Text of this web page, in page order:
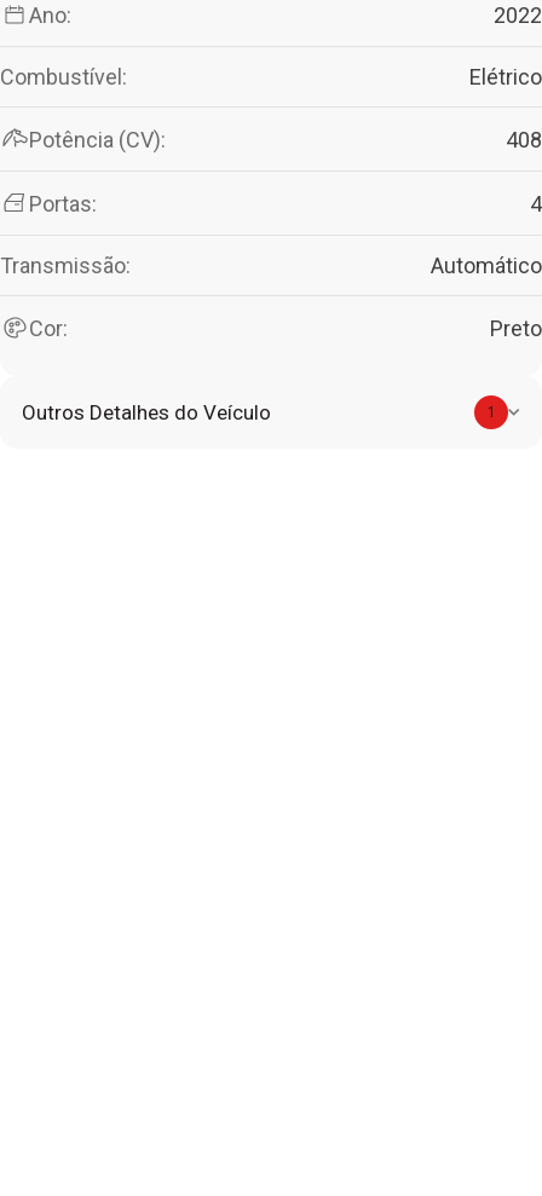
Ano: 2022
Combustível: Elétrico
Potência (CV): 408
Portas: 4
Transmissão: Automático
Cor: Preto
Outros Detalhes do Veículo 1